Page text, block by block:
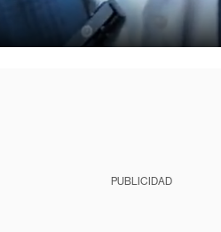
PUBLICIDAD